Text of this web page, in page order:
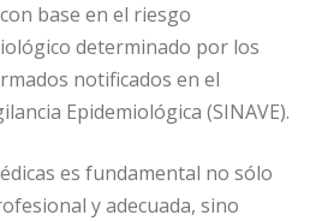
base en el riesgo
determinado por los
notificados en el
Epidemiológica (SINAVE).
es fundamental no sólo
y adecuada, sino